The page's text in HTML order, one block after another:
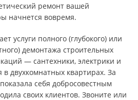
ремонт вашей
начнется вовремя.
услуги полного (глубокого) или
демонтажа строительных
— сантехники, электрики и
двухкомнатных квартирах. За
себя добросовестным
своих клиентов. Звоните или